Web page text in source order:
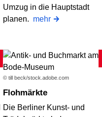
Umzug in die Hauptstadt
planen. mehr
© till beck/stock.adobe.com
Flohmärkte
Die Berliner Kunst- und